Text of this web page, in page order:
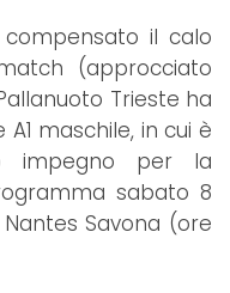
il calo
(approcciato
Trieste ha
maschile, in cui è
impegno per la
sabato 8
Savona (ore